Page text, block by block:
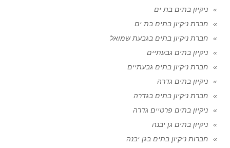
ניקיון בתים בת ים
חברת ניקיון בתים בת ים
חברת ניקיון בתים בגבעת שמואל
ניקיון בתים גבעתיים
חברת ניקיון בתים גבעתיים
ניקיון בתים גדרה
חברת ניקיון בתים בגדרה
ניקיון בתים פרטיים גדרה
ניקיון בתים גן יבנה
חברות ניקיון בתים בגן יבנה